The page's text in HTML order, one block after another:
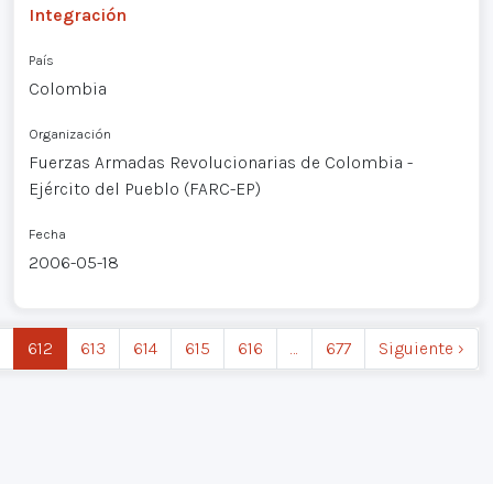
Integración
País
Colombia
Organización
Fuerzas Armadas Revolucionarias de Colombia -
Ejército del Pueblo (FARC-EP)
Fecha
2006-05-18
612 613 614 615 616 677 Siguiente ›